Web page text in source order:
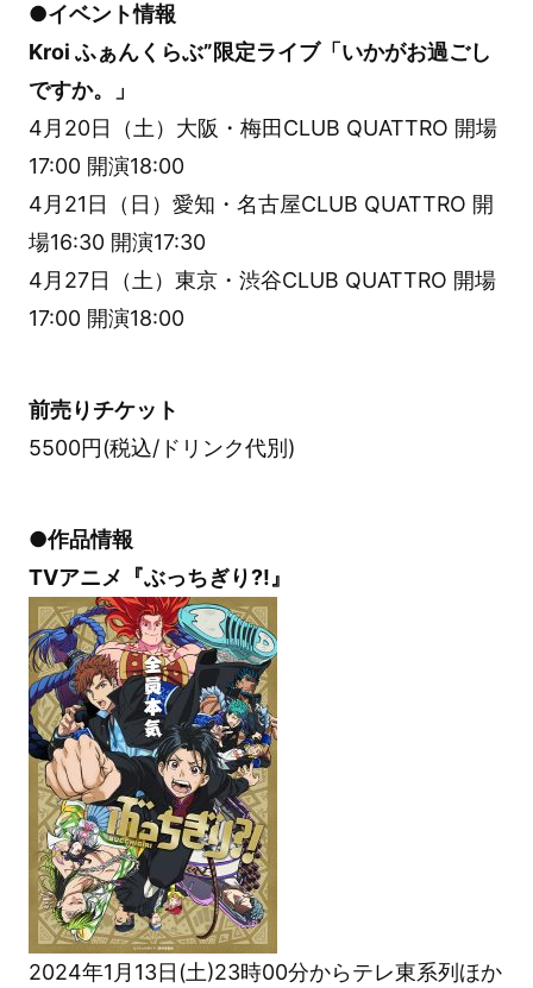
●イベント情報
Kroi ふぁんくらぶ”限定ライブ「いかがお過ごし
ですか。」
4月20日（土）大阪・梅田CLUB QUATTRO 開場
17:00 開演18:00
4月21日（日）愛知・名古屋CLUB QUATTRO 開
場16:30 開演17:30
4月27日（土）東京・渋谷CLUB QUATTRO 開場
17:00 開演18:00
前売りチケット
5500円(税込/ドリンク代別)
●作品情報
TVアニメ『ぶっちぎり?!』
2024年1月13日(土)23時00分からテレ東系列ほか